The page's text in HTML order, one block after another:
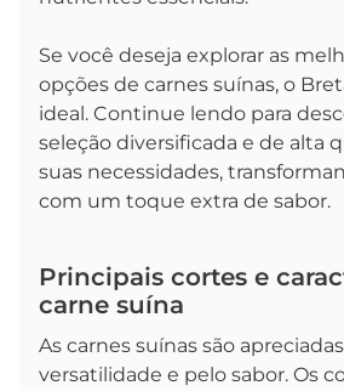
Se você deseja explorar as
opções de carnes suínas, o
ideal. Continue lendo para
seleção diversificada e de alta
suas necessidades,
com um toque extra de sabor.
Principais cortes e
carne suína
As carnes suínas são
versatilidade e pelo sabor. Os